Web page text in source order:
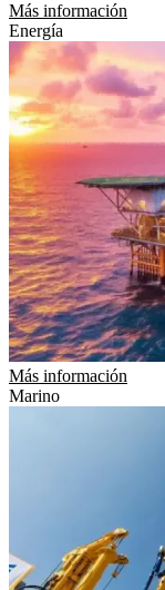
Más información
Energía
Más información
Marino